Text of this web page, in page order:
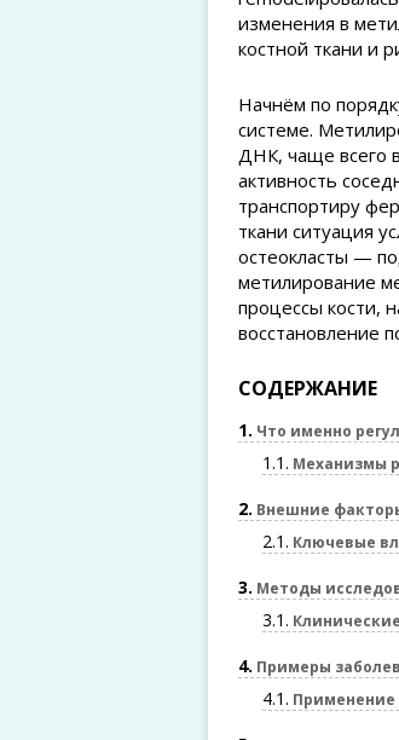
изменения в
костной ткани и
Начнём по
системе.
ДНК, чаще всего
активность
транспортиру
ткани ситуация
остеокласты —
метилирование
процессы кости,
восстановление
СОДЕРЖАНИЕ
1 Что именно
1.1 Механизмы
2 Внешние
2.1 Ключевые
3 Методы
3.1
4 Примеры
4.1 Применение